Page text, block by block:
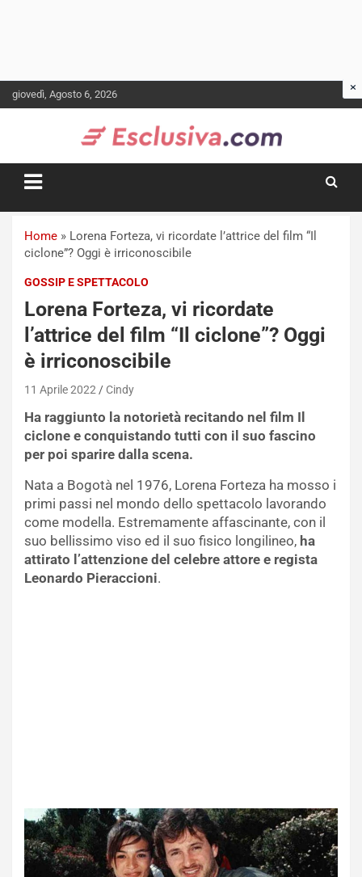
Skip
to
giovedì, Agosto 6, 2026
Home » Lorena Forteza, vi ricordate l’attrice del film “Il
ciclone”? Oggi è irriconoscibile
GOSSIP E SPETTACOLO
Lorena Forteza, vi ricordate
l’attrice del film “Il ciclone”? Oggi
è irriconoscibile
11 Aprile 2022 Cindy
Ha raggiunto la notorietà recitando nel film Il
ciclone e conquistando tutti con il suo fascino
per poi sparire dalla scena.
Nata a Bogotà nel 1976, Lorena Forteza ha mosso i
primi passi nel mondo dello spettacolo lavorando
come modella. Estremamente affascinante, con il
suo bellissimo viso ed il suo fisico longilineo, ha
attirato l’attenzione del celebre attore e regista
Leonardo Pieraccioni.